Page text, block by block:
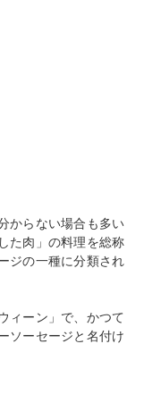
からない場合も多い
た肉」の料理を総称
ジの一種に分類され
ィーン」で、かつて
ソーセージと名付け